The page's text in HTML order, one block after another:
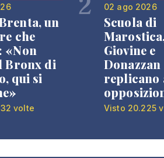
un
che
«Non
Bronx di
qui si
volte
02 ago 2026
Scuola di
Giovine e
Donazzan
replicano
Visto 20.225